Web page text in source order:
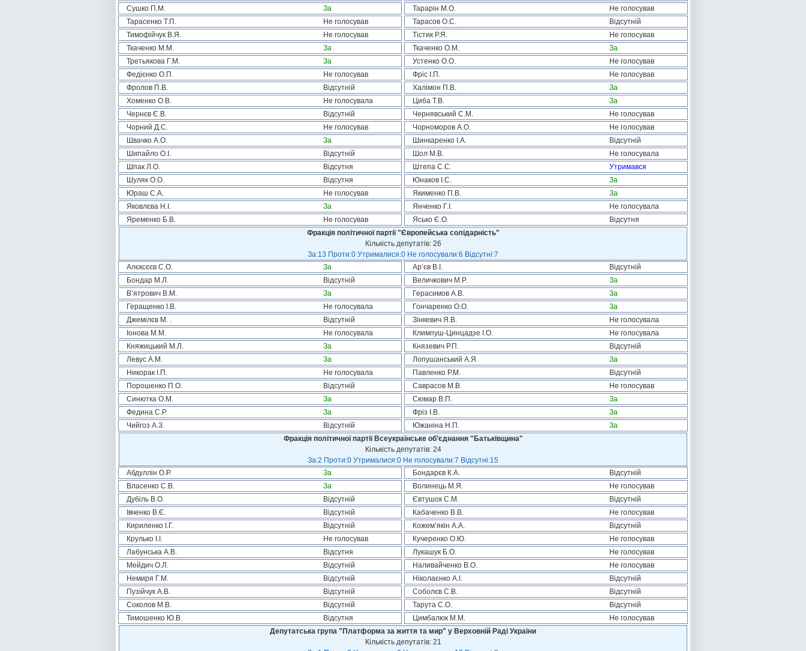
Сушко П.М.
За Тарарін М.О.
Не голосував
Тарасенко Т.П.
Не голосував Тарасов О.С.
Відсутній
Тимофійчук В.Я.
Не голосував Тістик Р.Я.
Не голосував
Ткаченко М.М.
За Ткаченко О.М.
За
Третьякова Г.М.
За Устенко О.О.
Не голосував
Федієнко О.П.
Не голосував Фріс І.П.
Не голосував
Фролов П.В.
Відсутній Халімон П.В.
За
Хоменко О.В.
Не голосувала Циба Т.В.
За
Чернєв Є.В.
Відсутній Чернявський С.М.
Не голосував
Чорний Д.С.
Не голосував Чорноморов А.О.
Не голосував
Швачко А.О.
За Шинкаренко І.А.
Відсутній
Шипайло О.І.
Відсутній Шол М.В.
Не голосувала
Шпак Л.О.
Відсутня Штепа С.С.
Утримався
Шуляк О.О.
Відсутня Юнаков І.С.
За
Юраш С.А.
Не голосував Якименко П.В.
За
Яковлєва Н.І.
За Янченко Г.І.
Не голосувала
Яременко Б.В.
Не голосував Ясько Є.О.
Відсутня
Фракція політичної партії "Європейська солідарність"
Кількість депутатів: 26
За:13 Проти:0 Утрималися:0 Не голосували:6 Відсутні:7
Алєксєєв С.О.
За Ар’єв В.І.
Відсутній
Бондар М.Л.
Відсутній Величкович М.Р.
За
В’ятрович В.М.
За Герасимов А.В.
За
Геращенко І.В.
Не голосувала Гончаренко О.О.
За
Джемілєв М. .
Відсутній Зінкевич Я.В.
Не голосувала
Іонова М.М.
Не голосувала Климпуш-Цинцадзе І.О.
Не голосувала
Княжицький М.Л.
За Князевич Р.П.
Відсутній
Левус А.М.
За Лопушанський А.Я.
За
Никорак І.П.
Не голосувала Павленко Р.М.
Відсутній
Порошенко П.О.
Відсутній Саврасов М.В.
Не голосував
Синютка О.М.
За Сюмар В.П.
За
Федина С.Р.
За Фріз І.В.
За
Чийгоз А.З.
Відсутній Южаніна Н.П.
За
Фракція політичної партії Всеукраїнське об’єднання "Батьківщина"
Кількість депутатів: 24
За:2 Проти:0 Утрималися:0 Не голосували:7 Відсутні:15
Абдуллін О.Р.
За Бондарєв К.А.
Відсутній
Власенко С.В.
За Волинець М.Я.
Не голосував
Дубіль В.О.
Відсутній Євтушок С.М.
Відсутній
Івченко В.Є.
Відсутній Кабаченко В.В.
Не голосував
Кириленко І.Г.
Відсутній Кожем’якін А.А.
Відсутній
Крулько І.І.
Не голосував Кучеренко О.Ю.
Не голосував
Лабунська А.В.
Відсутня Лукашук Б.О.
Не голосував
Мейдич О.Л.
Відсутній Наливайченко В.О.
Не голосував
Немиря Г.М.
Відсутній Ніколаєнко А.І.
Відсутній
Пузійчук А.В.
Відсутній Соболєв С.В.
Відсутній
Соколов М.В.
Відсутній Тарута С.О.
Відсутній
Тимошенко Ю.В.
Відсутня Цимбалюк М.М.
Не голосував
Депутатська група "Платформа за життя та мир" у Верховній Раді України
Кількість депутатів: 21